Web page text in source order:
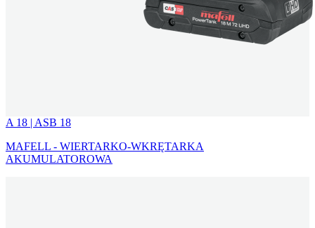
A 18 | ASB 18
MAFELL - WIERTARKO-WKRĘTARKA
AKUMULATOROWA